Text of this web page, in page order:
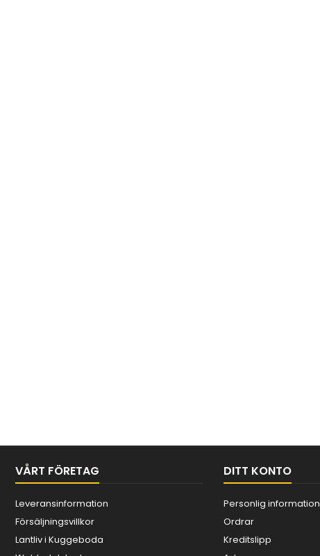
VÅRT FÖRETAG
Leveransinformation
Försäljningsvillkor
Lantliv i Kuggeboda
DITT KONTO
Personlig information
Ordrar
Kreditslipp